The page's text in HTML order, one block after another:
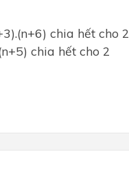
chia hết cho 2
chia hết cho 2